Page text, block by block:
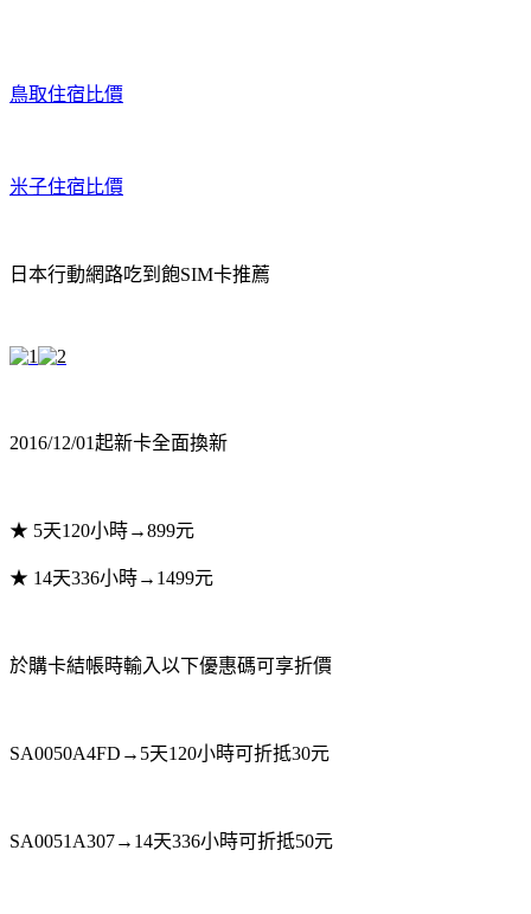
鳥取住宿比價
米子住宿比價
日本行動網路吃到飽SIM卡推薦
2016/12/01起新卡全面換新
★ 5天120小時→899元
★ 14天336小時→1499元
於購卡結帳時輸入以下優惠碼可享折價
SA0050A4FD →5天120小時可折抵30元
SA0051A307→14天336小時可折抵50元